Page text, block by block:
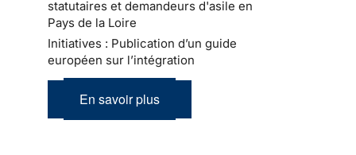
statutaires et demandeurs d'asile en
Pays de la Loire
Initiatives : Publication d’un guide
européen sur l’intégration
En savoir plus